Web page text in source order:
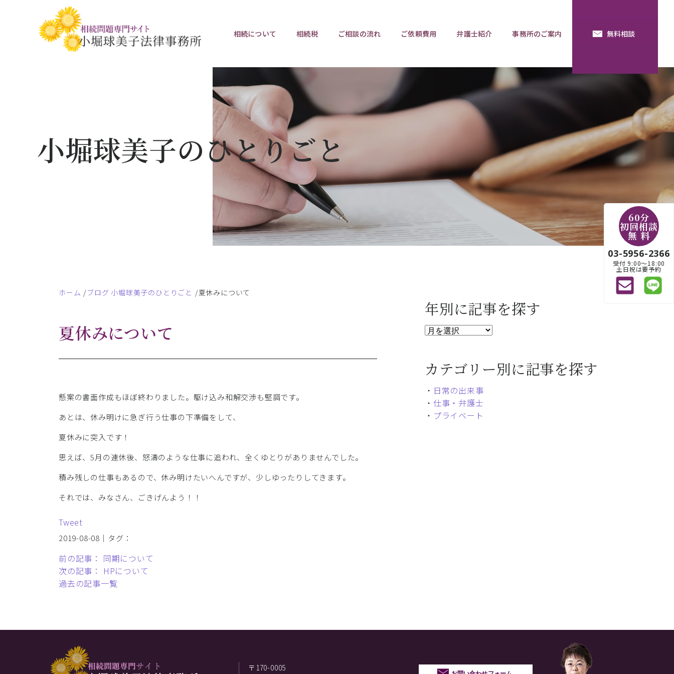
相続について
相続トラブルチェックリスト 預金の使い込み
相談関連書式ダウンロード 任意後見制度 遺産分割調停 相談用語集
相続税 ご相談の流れ ご依頼費用 弁護士紹介 事務所のご案内 無料相談
小堀球美子のひとりごと
ホーム ブログ 小堀球美子のひとりごと 夏休みについて
夏休みについて
懸案の書面作成もほぼ終わりました。駆け込み和解交渉も堅調です。
あとは、休み明けに急ぎ行う仕事の下準備をして、
夏休みに突入です！
思えば、5月の連休後、怒濤のような仕事に追われ、全くゆとりがありませんでした。
積み残しの仕事もあるので、休み明けたいへんですが、少しゆったりしてきます。
それでは、みなさん、ごきげんよう！！
Tweet
2019-08-08｜タグ：
前の記事： 同期について
次の記事： HPについて
過去の記事一覧
年別に記事を探す
カテゴリー別に記事を探す
・ 日常の出来事
・ 仕事・弁護士
・ プライベート
〒170-0005
60分
初回相談
無 料
03-5956-2366
受付 9:00〜18:00
土日祝は要予約